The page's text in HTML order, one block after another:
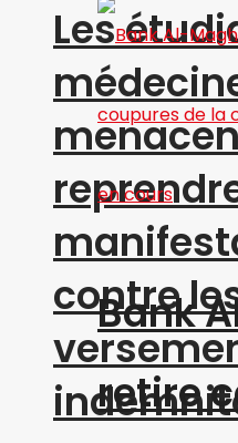
Les
contre
Bank
retire